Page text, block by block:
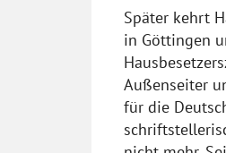
Später kehrt
in Göttingen
Außenseiter
für die